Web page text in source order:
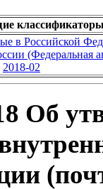
в Российской
(Федеральная
2018-02
Об